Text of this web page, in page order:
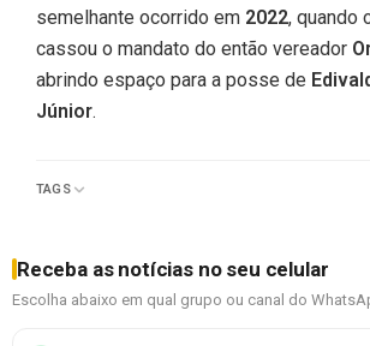
semelhante ocorrido em 2022, quando
cassou o mandato do então vereador
abrindo espaço para a posse de
Júnior.
TAGS
Receba as notícias no seu celular
Escolha abaixo em qual grupo ou canal do